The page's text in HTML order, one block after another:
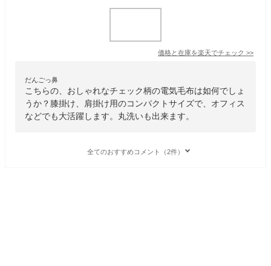
価格と在庫を楽天でチェック >>
だんごっ鼻
こちらの、おしゃれなチェック柄の電気毛布は如何でしょ
うか？膝掛け、肩掛け用のコンパクトサイズで、オフィス
などでも大活躍します。丸洗いも出来ます。
全てのおすすめコメント（2件）